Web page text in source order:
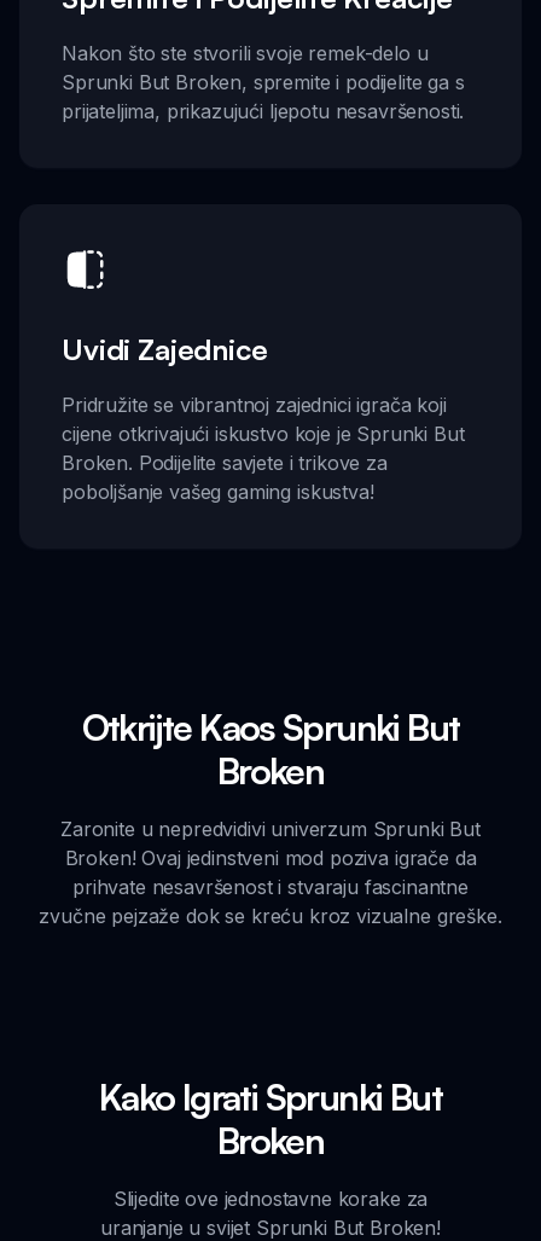
Nakon što ste stvorili svoje remek-delo u
Sprunki But Broken, spremite i podijelite ga s
prijateljima, prikazujući ljepotu nesavršenosti.
Uvidi Zajednice
Pridružite se vibrantnoj zajednici igrača koji
cijene otkrivajući iskustvo koje je Sprunki But
Broken. Podijelite savjete i trikove za
poboljšanje vašeg gaming iskustva!
Otkrijte Kaos Sprunki But
Broken
Zaronite u nepredvidivi univerzum Sprunki But
Broken! Ovaj jedinstveni mod poziva igrače da
prihvate nesavršenost i stvaraju fascinantne
zvučne pejzaže dok se kreću kroz vizualne greške.
Kako Igrati Sprunki But
Broken
Slijedite ove jednostavne korake za
uranjanje u svijet Sprunki But Broken!